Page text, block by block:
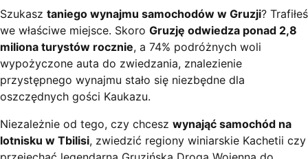
Szukasz taniego wynajmu samochodów w Gruzji? Trafiłeś
we właściwe miejsce. Skoro Gruzję odwiedza ponad 2,8
miliona turystów rocznie, a 74% podróżnych woli
wypożyczone auta do zwiedzania, znalezienie
przystępnego wynajmu stało się niezbędne dla
oszczędnych gości Kaukazu.
Niezależnie od tego, czy chcesz wynająć samochód na
lotnisku w Tbilisi, zwiedzić regiony winiarskie Kachetii czy